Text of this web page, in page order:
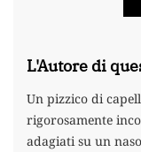
L'Autore di
Un pizzico di
rigorosamente
adagiati su un